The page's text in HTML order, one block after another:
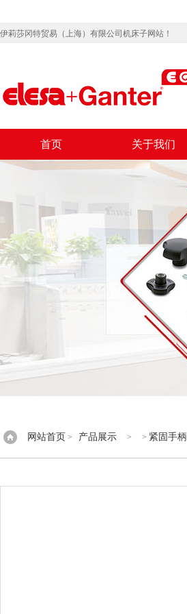
伊莉莎冈特贸易（上海）有限公司机床子网站！
首页 关于我们
网站首页 > 产品展示 > > 紧固手柄